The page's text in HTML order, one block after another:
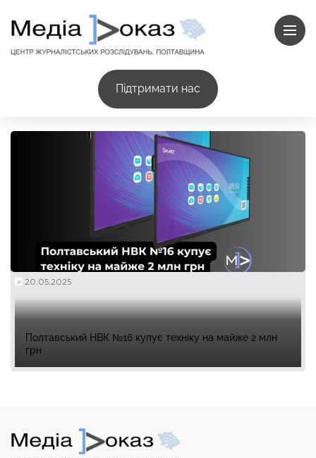
Підтримати нас
20.05.2025
Полтавський НВК №16 купує техніку на майже 2 млн
грн